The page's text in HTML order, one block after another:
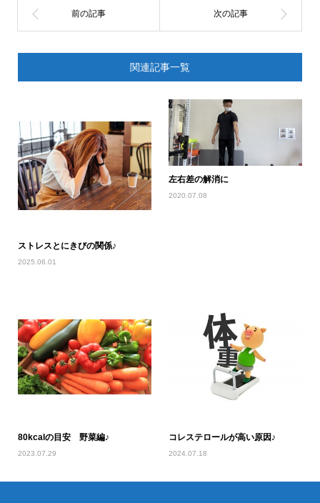
関連記事一覧
ストレスとにきびの関係♪
2025.06.01
左右差の解消に
2020.07.08
80kcalの目安 野菜編♪
2023.07.29
コレステロールが高い原因♪
2024.07.18